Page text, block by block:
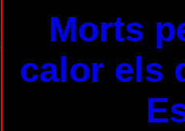
Morts
calor els